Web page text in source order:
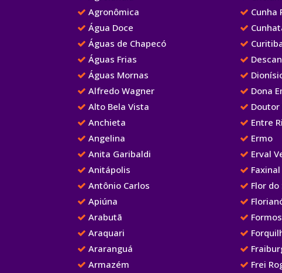
Agronômica
Água Doce
Águas de Chapecó
Águas Frias
Águas Mornas
Alfredo Wagner
Alto Bela Vista
Anchieta
Angelina
Anita Garibaldi
Anitápolis
Antônio Carlos
Apiúna
Arabutã
Araquari
Araranguá
Armazém
Cunha
Dona
Entre
Ermo
Erval
Flor
Frei